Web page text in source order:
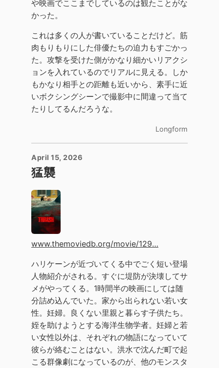
や映画でここまでしているのは観たことがな
かった。
これは多くの人が書いていることだけど。筋
肉もりもりにした俳優たちの迫力もすごかっ
た。攻撃を受けた側がかなり細かいリアクシ
ョンを入れているのでリアルに見える。しか
もかなり相手との距離も近いから、素手に近
いボクシングシーンで撮影中に間違って当て
たりしてるんだろうな。
Longform
April 15, 2026
猛襲
www.themoviedb.org/movie/129…
ハリケーンが近づいてくる中でごく短い登場
人物紹介がされる。すぐに堤防が決壊してサ
メがやってくる。1時間半の映画にしては随
分詰め込んでいた。家から出られない若い女
性。妊婦。良くない里親と暮らす子供たち。
姪を助けようとする海洋生物学者。妊婦と若
い女性以外は、それぞれの物語になっていて
彼らが絡むことはない。洪水で沈んだ町で起
こる群像劇になっているのが、他のモンスタ